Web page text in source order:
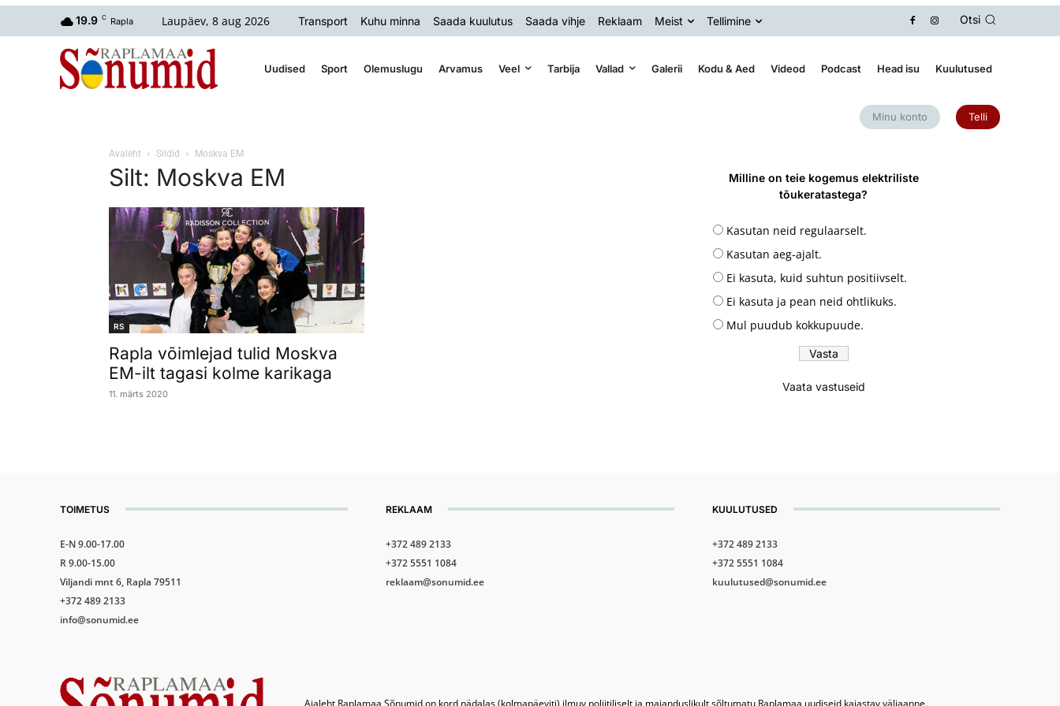
19.9 C Rapla Laupäev, 8 aug 2026 Transport Kuhu minna Saada kuulutus Saada vihje Reklaam Meist Tellimine Otsi
Uudised Sport Olemuslugu Arvamus Veel Tarbija Vallad Galerii Kodu & Aed Videod Podcast Head isu Kuulutused
Minu konto Telli
Avaleht Sildid Moskva EM
Silt: Moskva EM
RS
Rapla võimlejad tulid Moskva
EM-ilt tagasi kolme karikaga
11. märts 2020
Milline on teie kogemus elektriliste
tõukeratastega?
Kasutan neid regulaarselt.
Kasutan aeg-ajalt.
Ei kasuta, kuid suhtun positiivselt.
Ei kasuta ja pean neid ohtlikuks.
Mul puudub kokkupuude.
Vaata vastuseid
TOIMETUS
E-N 9.00-17.00
R 9.00-15.00
Viljandi mnt 6, Rapla 79511
+372 489 2133
info@sonumid.ee
REKLAAM
+372 489 2133
+372 5551 1084
reklaam@sonumid.ee
KUULUTUSED
+372 489 2133
+372 5551 1084
kuulutused@sonumid.ee
Ajaleht Raplamaa Sõnumid on kord nädalas (kolmapäeviti) ilmuv poliitiliselt ja majanduslikult sõltumatu Raplamaa uudiseid kajastav väljaanne.